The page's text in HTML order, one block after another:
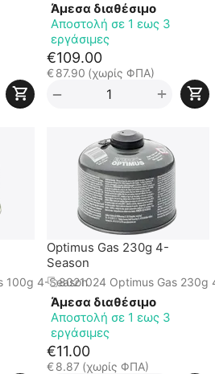
Άμεσα διαθέσιμο
Αποστολή σε 1 εως 3
εργάσιμες
€109.00
€87.90 (χωρίς ΦΠΑ)
+
−
100g 4-Season
Optimus Gas 230g 4-
Season
8021024 Optimus Gas 230g
Άμεσα διαθέσιμο
Αποστολή σε 1 εως 3
εργάσιμες
€11.00
€8.87 (χωρίς ΦΠΑ)